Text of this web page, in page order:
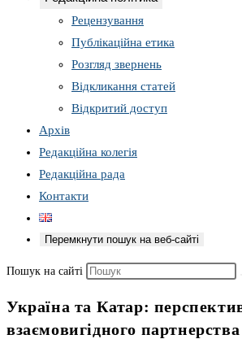
Рецензування
Публікаційна етика
Розгляд звернень
Відкликання статей
Відкритий доступ
Архів
Редакційна колегія
Редакційна рада
Контакти
Перемкнути пошук на веб-сайті
Пошук на сайті
Україна та Катар:
взаємовигідного партнерства